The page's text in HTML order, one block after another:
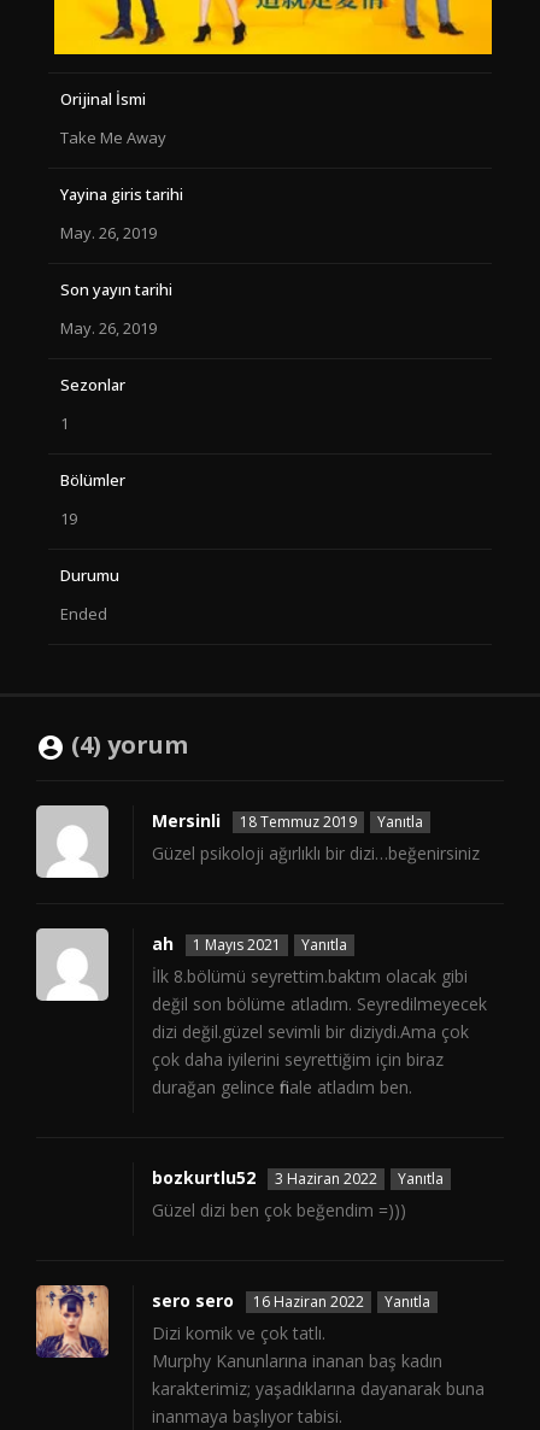
Orijinal İsmi
Take Me Away
Yayina giris tarihi
May. 26, 2019
Son yayın tarihi
May. 26, 2019
Sezonlar
1
Bölümler
19
Durumu
Ended
(4) yorum
Mersinli 18 Temmuz 2019 Yanıtla
Güzel psikoloji ağırlıklı bir dizi…beğenirsiniz
ah 1 Mayıs 2021 Yanıtla
İlk 8.bölümü seyrettim.baktım olacak gibi
değil son bölüme atladım. Seyredilmeyecek
dizi değil.güzel sevimli bir diziydi.Ama çok
çok daha iyilerini seyrettiğim için biraz
durağan gelince finale atladım ben.
bozkurtlu52 3 Haziran 2022 Yanıtla
Güzel dizi ben çok beğendim =)))
sero sero 16 Haziran 2022 Yanıtla
Dizi komik ve çok tatlı.
Murphy Kanunlarına inanan baş kadın
karakterimiz; yaşadıklarına dayanarak buna
inanmaya başlıyor tabisi.